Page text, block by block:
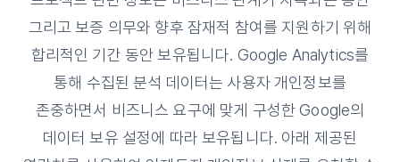
그리고 보증 의무와 향후 잠재적 참여를 지원하기 위해
합리적인 기간 동안 보유됩니다. Google Analytics를
통해 수집된 분석 데이터는 사용자 개인정보를
존중하면서 비즈니스 요구에 맞게 구성한 Google의
데이터 보유 설정에 따라 보유됩니다. 아래 제공된